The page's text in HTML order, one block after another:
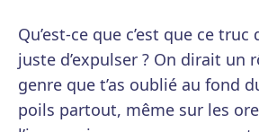
Qu’est-ce que c’est que ce
juste d’expulser ? On dirait un
genre que t’as oublié au fond
poils partout, même sur les